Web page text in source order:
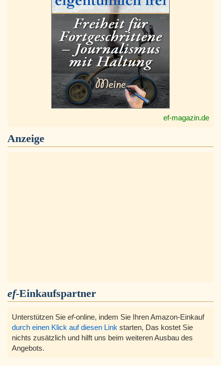
ef-magazin.de
Anzeige
ef-Einkaufspartner
Unterstützen Sie ef-online, indem Sie Ihren Amazon-Einkauf
durch einen Klick auf diesen Link starten, Das kostet Sie
nichts zusätzlich und hilft uns beim weiteren Ausbau des
Angebots.